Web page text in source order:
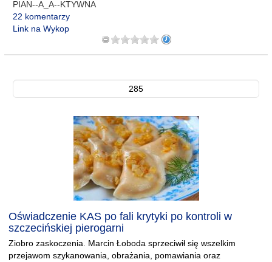
PIAN--A_A--KTYWNA
22 komentarzy
Link na Wykop
285
Oświadczenie KAS po fali krytyki po kontroli w
szczecińskiej pierogarni
Ziobro zaskoczenia. Marcin Łoboda sprzeciwił się wszelkim
przejawom szykanowania, obrażania, pomawiania oraz